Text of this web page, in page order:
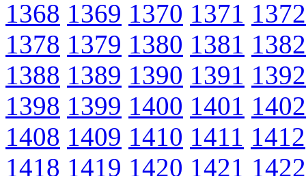
1368 1369 1370 1371 1372
1378 1379 1380 1381 1382
1388 1389 1390 1391 1392
1398 1399 1400 1401 1402
1408 1409 1410 1411 1412
1418 1419 1420 1421 1422